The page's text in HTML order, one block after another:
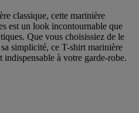
classique, cette marinière
est un look incontournable que
Que vous choisissiez de le
simplicité, ce T-shirt marinière
indispensable à votre garde-robe.